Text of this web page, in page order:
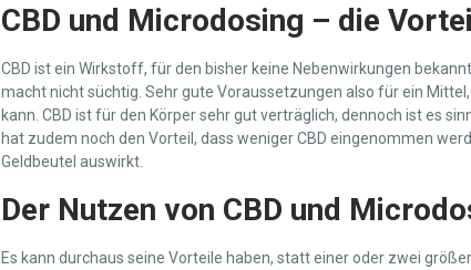
CBD und Microdosing – die
CBD ist ein Wirkstoff, für den bisher keine Nebenwirkungen
macht nicht süchtig. Sehr gute Voraussetzungen also für ein
kann. CBD ist für den Körper sehr gut verträglich, dennoch ist es
hat zudem noch den Vorteil, dass weniger CBD eingenommen
Geldbeutel auswirkt.
Der Nutzen von CBD und
Es kann durchaus seine Vorteile haben, statt einer oder zwei